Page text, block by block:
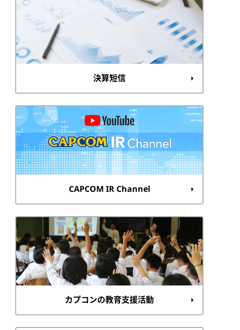
決算短信
CAPCOM IR Channel
カプコンの教育支援活動